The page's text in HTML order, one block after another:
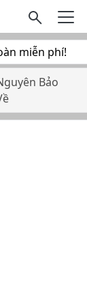
miễn phí!
Bảo